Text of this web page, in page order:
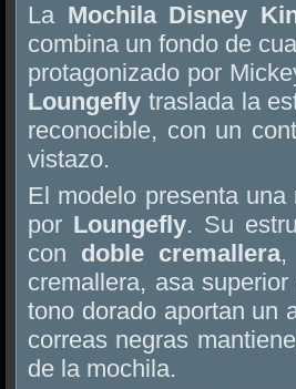
La Mochila Disney
combina un fondo de
protagonizado por
Loungefly traslada la
reconocible, con un
vistazo.
El modelo presenta
por Loungefly. Su
con doble cremallera,
cremallera, asa
tono dorado aportan un
correas negras
de la mochila.